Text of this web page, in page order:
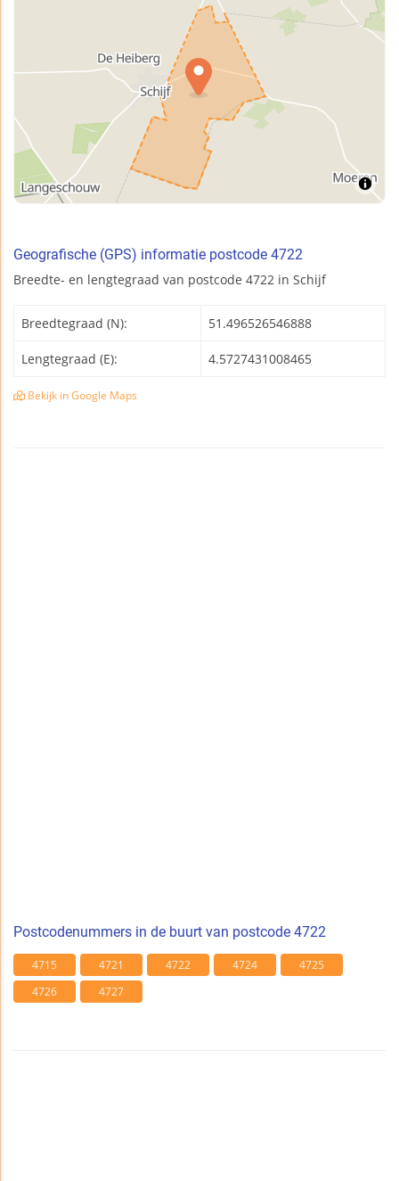
Geografische (GPS) informatie postcode 4722
Breedte- en lengtegraad van postcode 4722 in Schijf
Breedtegraad (N): 51.496526546888
Lengtegraad (E): 4.5727431008465
Bekijk in Google Maps
Postcodenummers in de buurt van postcode 4722
4715 4721 4722 4724
4725
4726
4727